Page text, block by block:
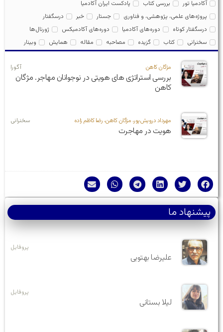
آکادمیا تور بررسی کتاب
پادکست ایران آکادمیا
پروژه‌های علمی، پژوهشی، و فناوری
جستار خبر
درسگفتار
درسگفتار کوتاه
دوره‌های آکادمیا دوره‌های آکادمیکس
ژورنال‌ها
سخنرانی
کتاب گزیده مصاحبه مقاله همایش وبینار
مژگان کاهن آگورا
بررسی استراتژی های هویتی در نوجوانان مهاجر. مژگان
کاهن
مهرداد درویش‌پور، مژگان کاهن، رضا کاظم‌ زاده سخنرانی
هویت در مهاجرت
پیشنهاد ما
پروفایل
علیرضا بهتویی
پروفایل
لیلا بستانی